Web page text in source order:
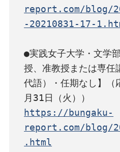
report.com/blog/
-20210831-17-
●実践女子大学・文学
授、准教授または専任
代語）・任期なし】
https://bungaku-
report.com/blog/
.html